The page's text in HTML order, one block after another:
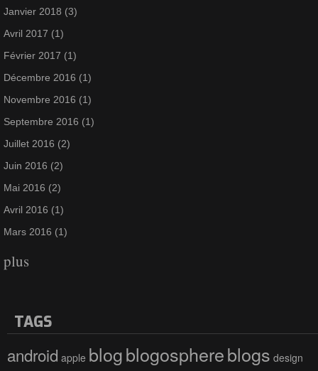
Janvier 2018 (3)
Avril 2017 (1)
Février 2017 (1)
Décembre 2016 (1)
Novembre 2016 (1)
Septembre 2016 (1)
Juillet 2016 (2)
Juin 2016 (2)
Mai 2016 (2)
Avril 2016 (1)
Mars 2016 (1)
plus
TAGS
android apple blogblogosphereblogs design